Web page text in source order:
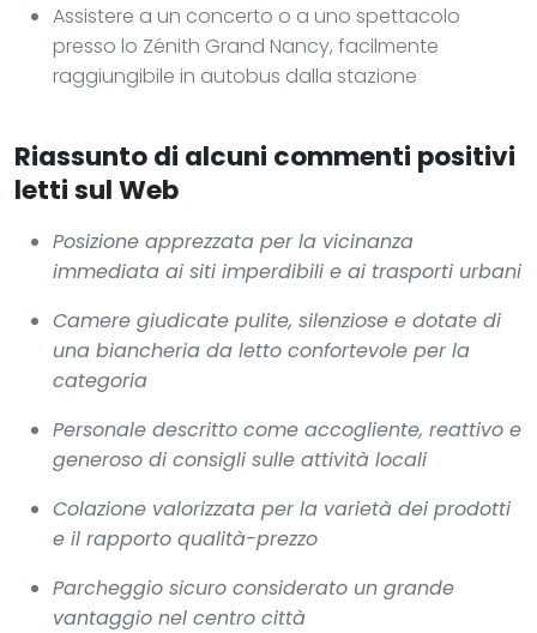
Assistere a un concerto o a uno spettacolo
presso lo Zénith Grand Nancy, facilmente
raggiungibile in autobus dalla stazione
Riassunto di alcuni commenti positivi
letti sul Web
Posizione apprezzata per la vicinanza
immediata ai siti imperdibili e ai trasporti urbani
Camere giudicate pulite, silenziose e dotate di
una biancheria da letto confortevole per la
categoria
Personale descritto come accogliente, reattivo e
generoso di consigli sulle attività locali
Colazione valorizzata per la varietà dei prodotti
e il rapporto qualità-prezzo
Parcheggio sicuro considerato un grande
vantaggio nel centro città